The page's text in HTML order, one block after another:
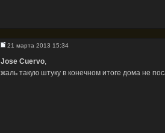
21 марта 2013 15:34
Jose Cuervo,
жаль такую штуку в конечном итоге дома не